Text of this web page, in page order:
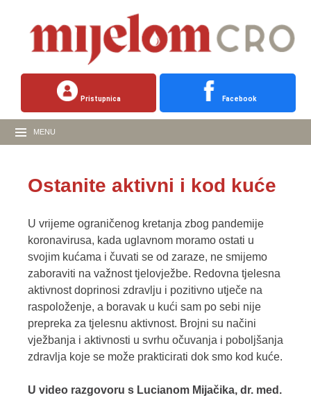
Pristupnica Facebook
MENU
Ostanite aktivni i kod kuće
U vrijeme ograničenog kretanja zbog pandemije
koronavirusa, kada uglavnom moramo ostati u
svojim kućama i čuvati se od zaraze, ne smijemo
zaboraviti na važnost tjelovježbe. Redovna tjelesna
aktivnost doprinosi zdravlju i pozitivno utječe na
raspoloženje, a boravak u kući sam po sebi nije
prepreka za tjelesnu aktivnost. Brojni su načini
vježbanja i aktivnosti u svrhu očuvanja i poboljšanja
zdravlja koje se može prakticirati dok smo kod kuće.
U video razgovoru s Lucianom Mijačika, dr. med.